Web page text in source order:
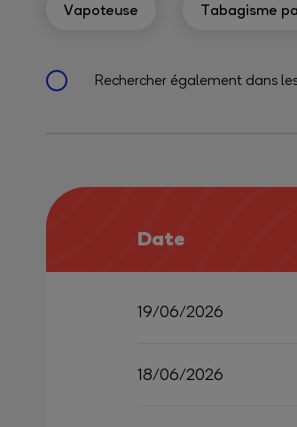
Vapoteuse Tabagisme
Rechercher également dans
Date
19/06/2026
18/06/2026